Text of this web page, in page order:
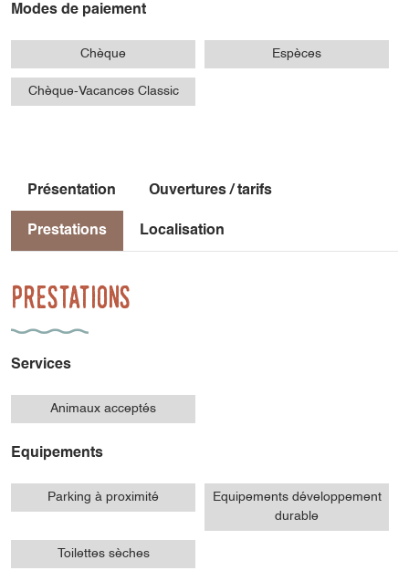
Modes de paiement
Chèque Espèces
Chèque-Vacances Classic
Présentation Ouvertures / tarifs
Prestations Localisation
Prestations
Services
Animaux acceptés
Equipements
Parking à proximité
Equipements développement
durable
Toilettes sèches